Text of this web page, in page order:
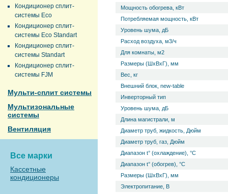
Кондиционер сплит-
системы Eco
Кондиционер сплит-
системы Eco Standart
Кондиционер сплит-
системы Standart
Кондиционер сплит-
системы FJM
Мульти-сплит системы
Мультизональные
системы
Вентиляция
Все марки
Кассетные
кондиционеры
Мощность обогрева, кВт
Потребляемая мощность, кВт
Уровень ш­ума, дБ
Расход воздуха, м3/ч
Для комнаты, м2
Размеры (ШхВхГ), мм
Вес, кг
Внешний блок, new-table
Инверторный тип
Уровень ш­ума, дБ
Длина магистрали, м
Диаметр труб, жидкость, Дюйм
Диаметр труб, газ, Дюйм
Диапазон t° (охлаждение), °С
Диапазон t° (обогрев), °С
Размеры (ШхВхГ), мм
Электропитание, В